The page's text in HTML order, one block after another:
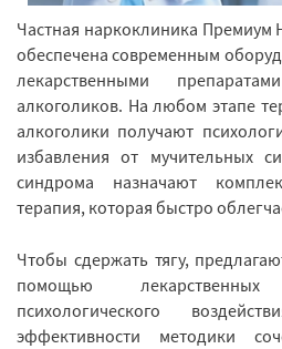
Частная наркоклиника Премиум
обеспечена современным
лекарственными
алкоголиков. На любом этапе
алкоголики получают
избавления от мучительных
синдрома назначают
терапия, которая быстро
Чтобы сдержать тягу,
помощью
психологического
эффективности методики